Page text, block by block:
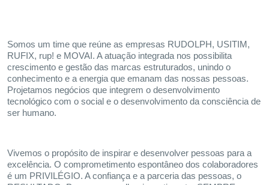
Somos um time que reúne as empresas RUDOLPH, USITIM,
RUFIX, rup! e MOVAI. A atuação integrada nos possibilita
crescimento e gestão das marcas estruturados, unindo o
conhecimento e a energia que emanam das nossas pessoas.
Projetamos negócios que integrem o desenvolvimento
tecnológico com o social e o desenvolvimento da consciência de
ser humano.
Vivemos o propósito de inspirar e desenvolver pessoas para a
excelência. O comprometimento espontâneo dos colaboradores
é um PRIVILÉGIO. A confiança e a parceria das pessoas, o